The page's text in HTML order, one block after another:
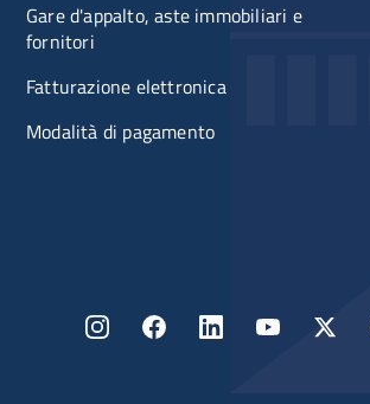
Gare d'appalto, aste immobiliari e
fornitori
Fatturazione elettronica
Modalità di pagamento